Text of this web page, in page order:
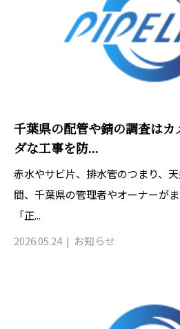
千葉県の配管や錆の調査はカ
ダな工事を防...
赤水やサビ片、排水管のつまり、
間、千葉県の管理者やオーナーが
「正...
2026.05.24
お知らせ